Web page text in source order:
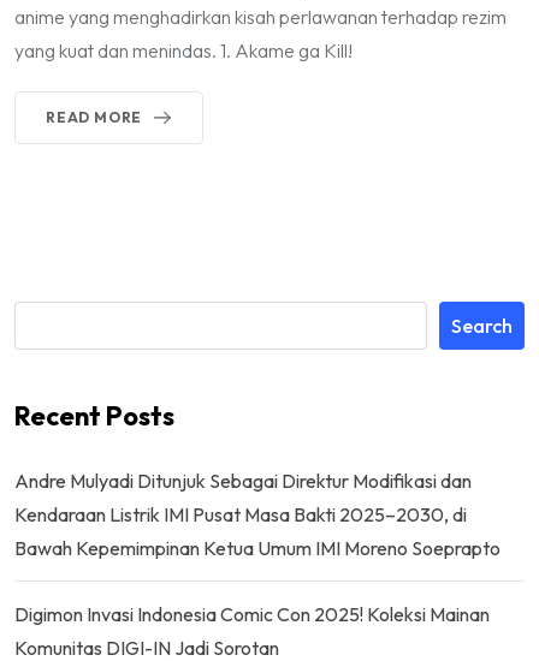
anime yang menghadirkan kisah perlawanan terhadap rezim
yang kuat dan menindas. 1. Akame ga Kill!
READ MORE
Search
Recent Posts
Andre Mulyadi Ditunjuk Sebagai Direktur Modifikasi dan
Kendaraan Listrik IMI Pusat Masa Bakti 2025–2030, di
Bawah Kepemimpinan Ketua Umum IMI Moreno Soeprapto
Digimon Invasi Indonesia Comic Con 2025! Koleksi Mainan
Komunitas DIGI-IN Jadi Sorotan